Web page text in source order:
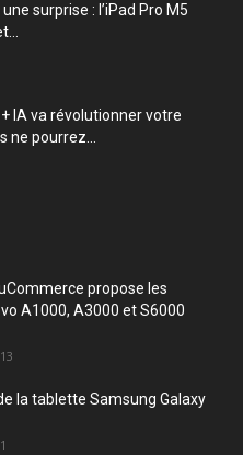
surprise : l’iPad Pro M5
IA va révolutionner votre
ne pourrez...
propose les
A1000, A3000 et S6000
la tablette Samsung Galaxy